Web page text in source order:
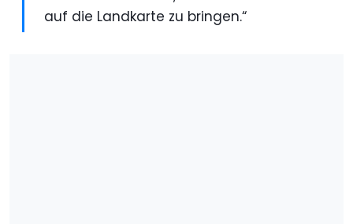
auf die Landkarte zu bringen.“